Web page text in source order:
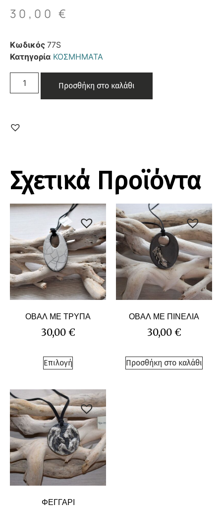
30,00€
Κωδικός 77S
Κατηγορία ΚΟΣΜΗΜΑΤΑ
Προσθήκη στο καλάθι
Σχετικά Προϊόντα
ΟΒΑΛ ΜΕ ΤΡΥΠΑ
30,00 €
Επιλογή
ΟΒΑΛ ΜΕ ΠΙΝΕΛΙΑ
30,00 €
Προσθήκη στο καλάθι
ΦΕΓΓΑΡΙ